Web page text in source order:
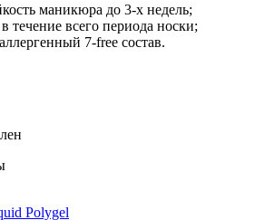
маникюра до 3-х недель;
течение всего периода носки;
7-free состав.